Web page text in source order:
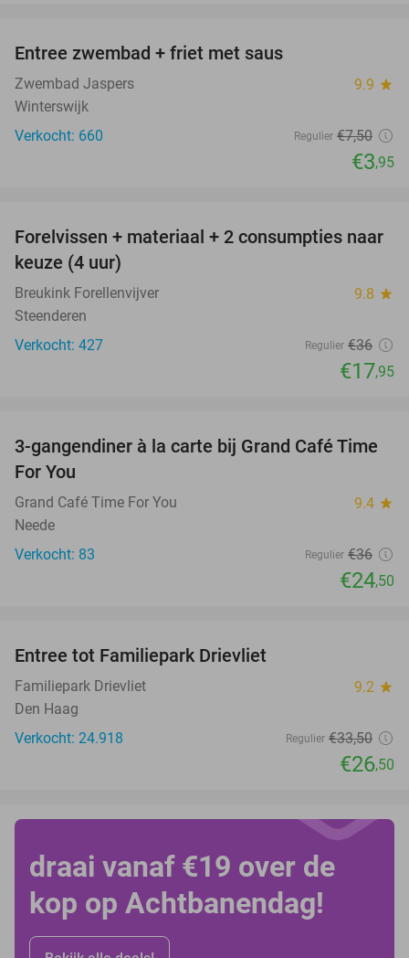
Entree zwembad + friet met saus
Zwembad Jaspers 9.9 star
Winterswijk
Verkocht: 660
Regulier €7,50
€3,95
50%
Forelvissen + materiaal + 2 consumpties naar
keuze (4 uur)
Breukink Forellenvijver 9.8 star
Steenderen
Verkocht: 427
Regulier €36
€17,95
32%
3-gangendiner à la carte bij Grand Café Time
For You
Grand Café Time For You 9.4 star
Neede
Verkocht: 83
Regulier €36
€24,50
Entree tot Familiepark Drievliet
Familiepark Drievliet 9.2 star
Den Haag
Verkocht: 24.918
Regulier €33,50
€26,50
draai vanaf €19 over de
kop op Achtbanendag!